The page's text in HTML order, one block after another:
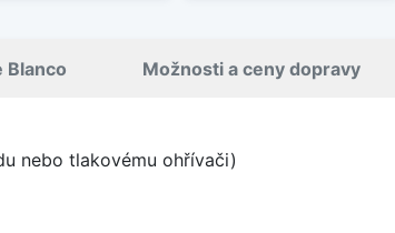
Blanco Možnosti a ceny dopravy
nebo tlakovému ohřívači)